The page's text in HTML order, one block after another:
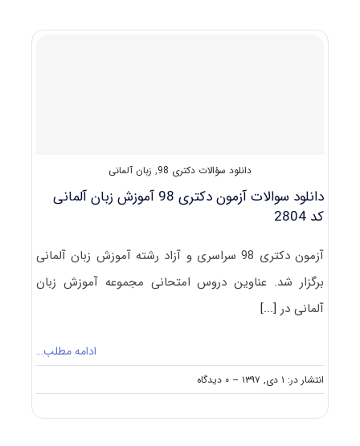
(راهنما
دانلود سؤالات دکتری 98 , زبان آلمانی
دانلود سوالات آزمون دکتری 98 آموزش زبان آلمانی
کد 2804
آزمون دکتری 98 سراسری و آزاد رشته آموزش زبان آلمانی
برگزار شد. عناوین دروس امتحانی مجموعه آموزش زبان
آلمانی در[...]
ادامه مطلب…
انتشار در: ۱ دی, ۱۳۹۷ -- ۰ دیدگاه
on
دانلود